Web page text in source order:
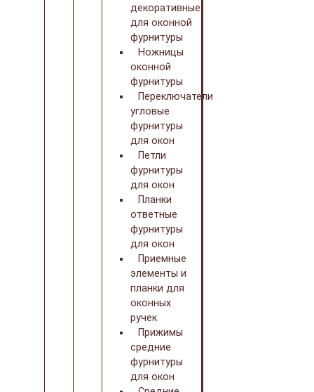
декоративные
для оконной
фурнитуры
Ножницы
оконной
фурнитуры
Переключатели
угловые
фурнитуры
для окон
Петли
фурнитуры
для окон
Планки
ответные
фурнитуры
для окон
Приемные
элементы и
планки для
оконных
ручек
Прижимы
средние
фурнитуры
для окон